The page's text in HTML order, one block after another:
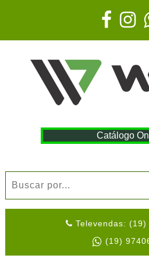
Catálogo
Televendas: (19)
(19)